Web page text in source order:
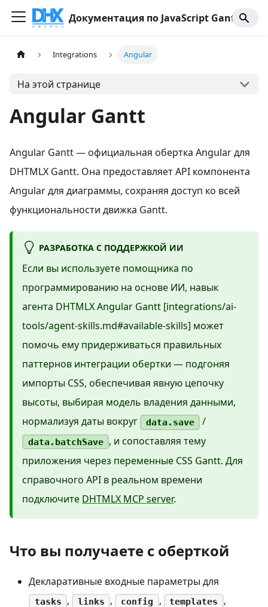
Документация по JavaScript Gantt
Integrations Angular
На этой странице
Angular Gantt
Angular Gantt — официальная обертка Angular для
DHTMLX Gantt. Она предоставляет API компонента
Angular для диаграммы, сохраняя доступ ко всей
функциональности движка Gantt.
РАЗРАБОТКА С ПОДДЕРЖКОЙ ИИ
Если вы используете помощника по
программированию на основе ИИ, навык
агента DHTMLX Angular Gantt [integrations/ai-
tools/agent-skills.md#available-skills] может
помочь ему придерживаться правильных
паттернов интеграции обертки — подгоняя
импорты CSS, обеспечивая явную цепочку
высоты, выбирая модель владения данными,
нормализуя даты вокруг
data.save /
data.batchSave , и сопоставляя тему
приложения через переменные CSS Gantt. Для
справочного API в реальном времени
подключите DHTMLX MCP server.
Что вы получаете с оберткой
Декларативные входные параметры для
tasks , links , config , templates ,